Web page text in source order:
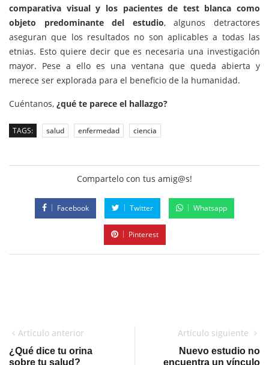
comparativa visual y los pacientes de test blanca como
objeto predominante del estudio, algunos detractores
aseguran que los resultados no son aplicables a todas las
etnias. Esto quiere decir que es necesaria una investigación
mayor. Pese a ello es una ventana que queda abierta y
merece ser explorada para el beneficio de la humanidad.
Cuéntanos, ¿qué te parece el hallazgo?
TAGS: salud enfermedad ciencia
Compartelo con tus amig@s!
Facebook Twitter Whatsapp
Pinterest
Artículo anterior
¿Qué dice tu orina
sobre tu salud?
Artículo siguiente
Nuevo estudio no
encuentra un vínculo